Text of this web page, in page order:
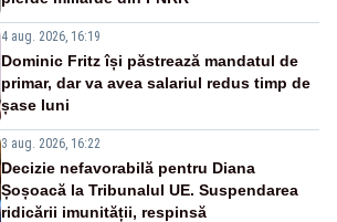
4 aug. 2026, 16:19
Dominic Fritz își păstrează mandatul de
primar, dar va avea salariul redus timp de
șase luni
3 aug. 2026, 16:22
Decizie nefavorabilă pentru Diana
Șoșoacă la Tribunalul UE. Suspendarea
ridicării imunității, respinsă